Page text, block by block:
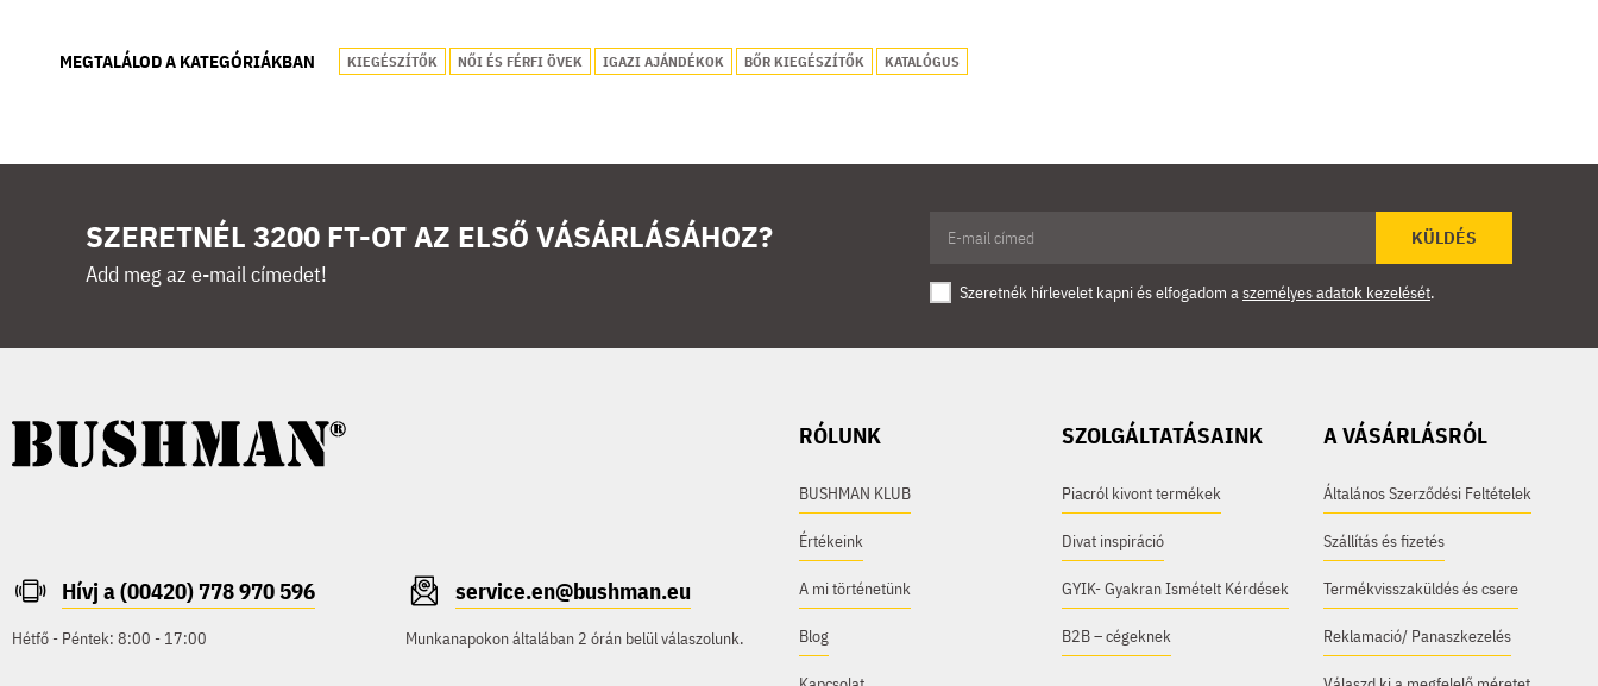
MEGTALÁLOD A KATEGÓRIÁKBAN KIEGÉSZÍTŐK NŐI ÉS FÉRFI ÖVEK IGAZI AJÁNDÉKOK BŐR KIEGÉSZÍTŐK KATALÓGUS
SZERETNÉL 3200 FT-OT AZ ELSŐ VÁSÁRLÁSÁHOZ?
Add meg az e-mail címedet!
KÜLDÉS
Szeretnék hírlevelet kapni és elfogadom aszemélyes adatok kezelését.
Hívj a (00420) 778 970 596
Hétfő - Péntek: 8:00 - 17:00
service.en@bushman.eu
Munkanapokon általában 2 órán belül válaszolunk.
RÓLUNK
BUSHMAN KLUB
Értékeink
A mi történetünk
Blog
SZOLGÁLTATÁSAINK
Piacról kivont termékek
Divat inspiráció
GYIK- Gyakran Ismételt Kérdések
B2B – cégeknek
A VÁSÁRLÁSRÓL
Általános Szerződési Feltételek
Szállítás és fizetés
Termékvisszaküldés és csere
Reklamació/ Panaszkezelés